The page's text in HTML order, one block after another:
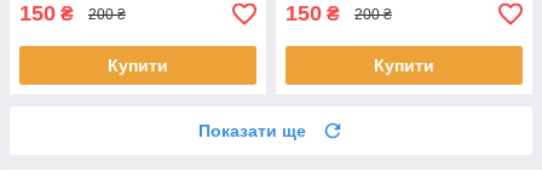
150 ₴ 200 ₴
Купити
150 ₴ 200 ₴
Купити
Показати ще